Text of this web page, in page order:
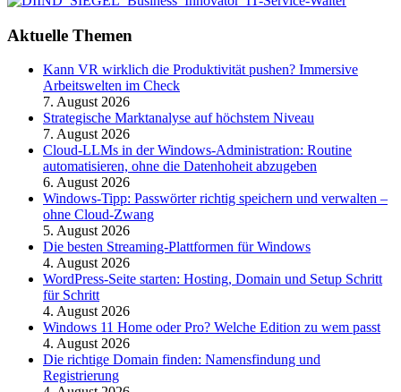
Aktuelle Themen
Kann VR wirklich die Produktivität pushen? Immersive
Arbeitswelten im Check
7. August 2026
Strategische Marktanalyse auf höchstem Niveau
7. August 2026
Cloud-LLMs in der Windows-Administration: Routine
automatisieren, ohne die Datenhoheit abzugeben
6. August 2026
Windows-Tipp: Passwörter richtig speichern und verwalten –
ohne Cloud-Zwang
5. August 2026
Die besten Streaming-Plattformen für Windows
4. August 2026
WordPress-Seite starten: Hosting, Domain und Setup Schritt
für Schritt
4. August 2026
Windows 11 Home oder Pro? Welche Edition zu wem passt
4. August 2026
Die richtige Domain finden: Namensfindung und
Registrierung